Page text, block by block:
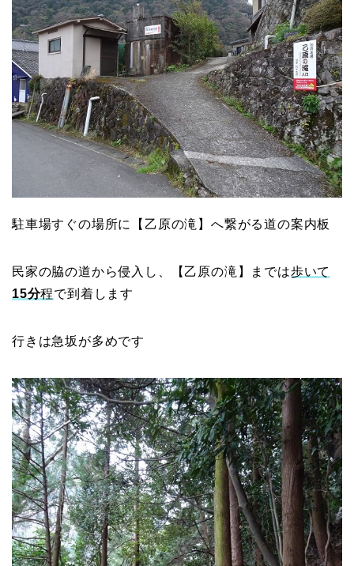
駐車場すぐの場所に【乙原の滝】へ繋がる道の案内板
民家の脇の道から侵入し、【乙原の滝】までは歩いて
15分程で到着します
行きは急坂が多めです